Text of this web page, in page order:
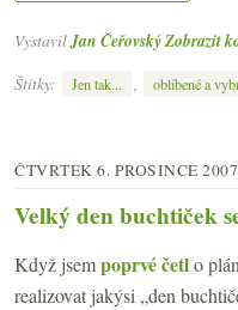
Vystavil Jan ČeřovskýZobrazit
Štítky:
Jen tak... , oblíbené a
ČTVRTEK 6. PROSINCE 2007
Velký den buchtiček
Když jsempoprvé četlo
realizovat jakýsi „den